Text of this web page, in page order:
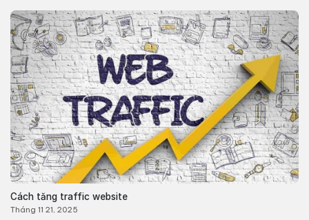
Cách tăng traffic website
Tháng 11 21, 2025